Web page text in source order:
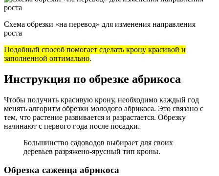
Схема обрезки «на перевод» для изменения направления
роста
Подобный способ помогает сделать крону красивой и
заполненной оптимально.
Инструкция по обрезке абрикоса
Чтобы получить красивую крону, необходимо каждый год
менять алгоритм обрезки молодого абрикоса. Это связано с
тем, что растение развивается и разрастается. Обрезку
начинают с первого года после посадки.
Большинство садоводов выбирает для своих
деревьев разряжено-ярусный тип кроны.
Обрезка саженца абрикоса